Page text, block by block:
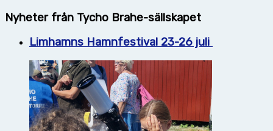
Nyheter från Tycho Brahe-sällskapet
Limhamns Hamnfestival 23-26 juli